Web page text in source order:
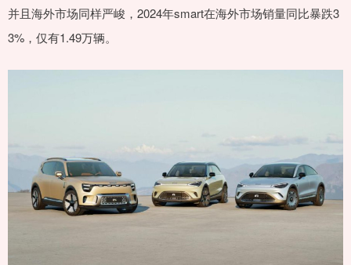
并且海外市场同样严峻，2024年smart在海外市场销量同比暴跌3
3%，仅有1.49万辆。